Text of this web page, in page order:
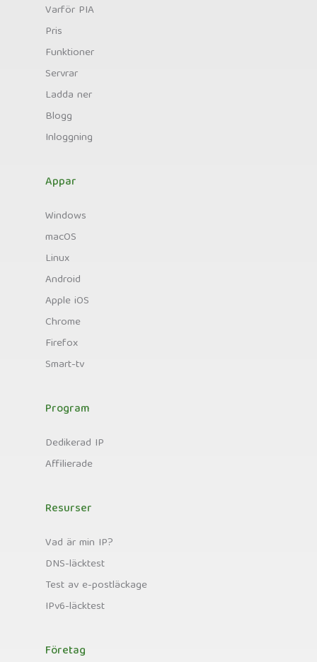
Varför PIA
Pris
Funktioner
Servrar
Ladda ner
Blogg
Inloggning
Appar
Windows
macOS
Linux
Android
Apple iOS
Chrome
Firefox
Smart-tv
Program
Dedikerad IP
Affilierade
Resurser
Vad är min IP?
DNS-läcktest
Test av e-postläckage
IPv6-läcktest
Företag